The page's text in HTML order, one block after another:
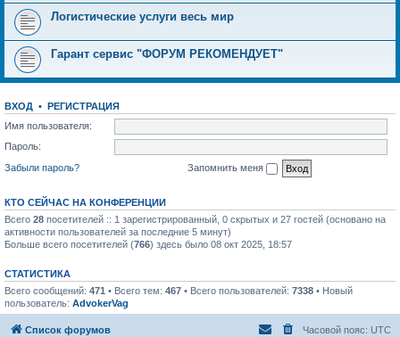
Логистические услуги весь мир
Гарант сервис "ФОРУМ РЕКОМЕНДУЕТ"
ВХОД • РЕГИСТРАЦИЯ
Имя пользователя:
Пароль:
Забыли пароль?
Запомнить меня
КТО СЕЙЧАС НА КОНФЕРЕНЦИИ
Всего 28 посетителей :: 1 зарегистрированный, 0 скрытых и 27 гостей (основано на
активности пользователей за последние 5 минут)
Больше всего посетителей (766) здесь было 08 окт 2025, 18:57
СТАТИСТИКА
Всего сообщений: 471 • Всего тем: 467 • Всего пользователей: 7338 • Новый
пользователь: AdvokerVag
Список форумов Часовой пояс: UTC